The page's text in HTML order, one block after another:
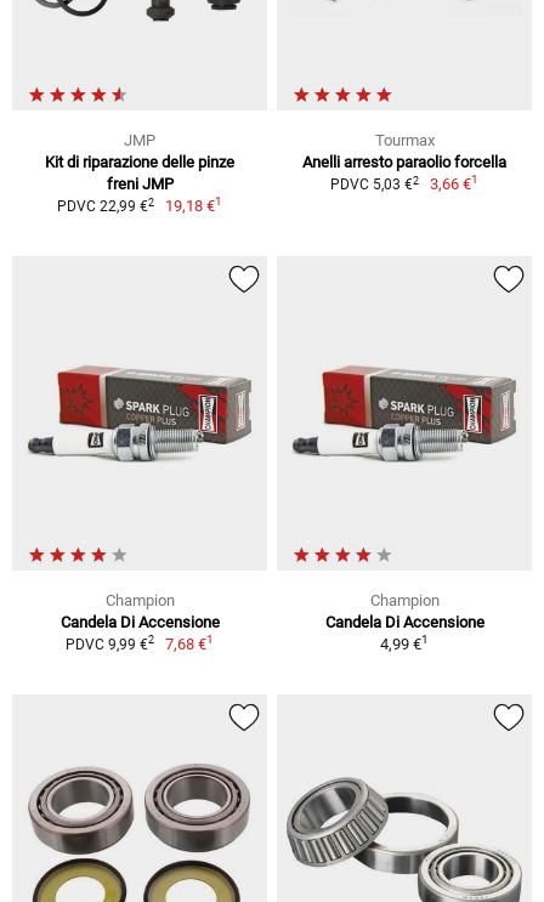
JMP
Kit di riparazione delle pinze
freni JMP
PDVC 22,99 €2 19,18 €1
Tourmax
Anelli arresto paraolio forcella
PDVC 5,03 €2 3,66 €1
Champion
Candela Di Accensione
PDVC 9,99 €2 7,68 €1
Champion
Candela Di Accensione
4,99 €1